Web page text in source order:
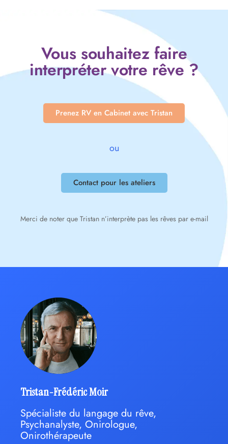
Vous souhaitez faire
interpréter votre rêve ?
Prenez RV en Cabinet avec Tristan
ou
Contact pour les ateliers
Merci de noter que Tristan n’interprète pas les rêves par e-mail
Tristan-Frédéric Moir
Spécialiste du langage du rêve,
Psychanalyste, Onirologue,
Onirothérapeute